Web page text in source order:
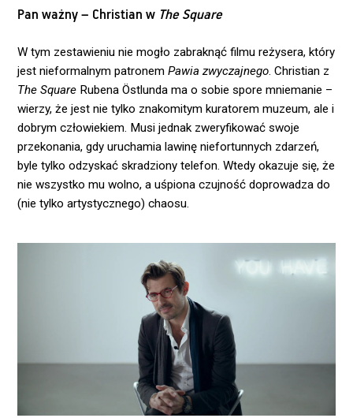
Pan ważny – Christian w The Square
W tym zestawieniu nie mogło zabraknąć filmu reżysera, który
jest nieformalnym patronemPawia zwyczajnego. Christian z
The Square Rubena Östlunda ma o sobie spore mniemanie –
wierzy, że jest nie tylko znakomitym kuratorem muzeum, ale i
dobrym człowiekiem. Musi jednak zweryfikować swoje
przekonania, gdy uruchamia lawinę niefortunnych zdarzeń,
byle tylko odzyskać skradziony telefon. Wtedy okazuje się, że
nie wszystko mu wolno, a uśpiona czujność doprowadza do
(nie tylko artystycznego) chaosu.